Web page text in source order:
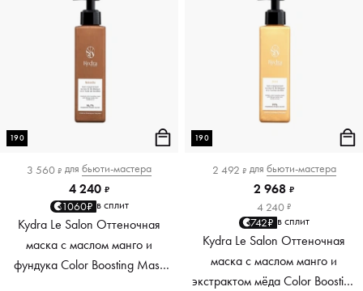
190
3 560 ₽ для бьюти-мастера
4 240 ₽
1060₽ в сплит
Kydra Le Salon Оттеночная
маска с маслом манго и
фундука Color Boosting Mask
190
2 492 ₽ для бьюти-мастера
2 968 ₽
4 240 ₽
742₽ в сплит
Kydra Le Salon Оттеночная
маска с маслом манго и
экстрактом мёда Color Boosting